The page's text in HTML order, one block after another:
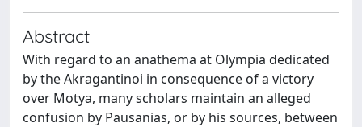
Abstract
With regard to an anathema at Olympia dedicated
by the Akragantinoi in consequence of a victory
over Motya, many scholars maintain an alleged
confusion by Pausanias, or by his sources, between